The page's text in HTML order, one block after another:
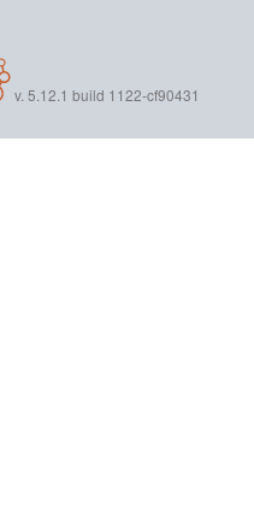
v. 5.12.1 build 1122-cf90431